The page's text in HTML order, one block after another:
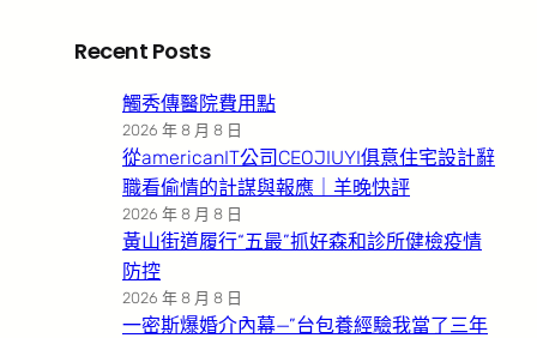
Recent Posts
觸秀傳醫院費用點
2026 年 8 月 8 日
從americanIT公司CEOJIUYI俱意住宅設計辭
職看偷情的計謀與報應｜羊晚快評
2026 年 8 月 8 日
黃山街道履行“五最”抓好森和診所健檢疫情
防控
2026 年 8 月 8 日
一密斯爆婚介內幕—”台包養經驗我當了三年